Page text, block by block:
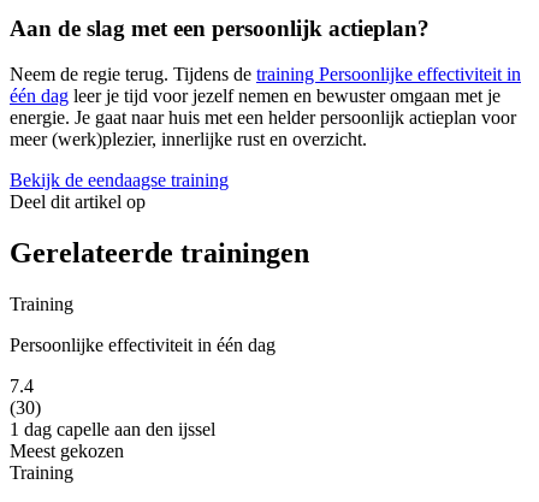
Aan de slag met een persoonlijk actieplan?
Neem de regie terug. Tijdens de training Persoonlijke effectiviteit in
één dag leer je tijd voor jezelf nemen en bewuster omgaan met je
energie. Je gaat naar huis met een helder persoonlijk actieplan voor
meer (werk)plezier, innerlijke rust en overzicht.
Bekijk de eendaagse training
Deel dit artikel op
Gerelateerde trainingen
Training
Persoonlijke effectiviteit in één dag
7.4
(30)
1 dag capelle aan den ijssel
Meest gekozen
Training